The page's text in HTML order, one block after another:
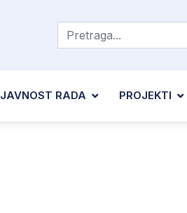
JAVNOST RADA PROJEKTI